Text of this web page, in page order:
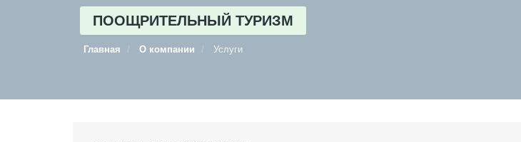
ПООЩРИТЕЛЬНЫЙ ТУРИЗМ
Главная О компании Услуги